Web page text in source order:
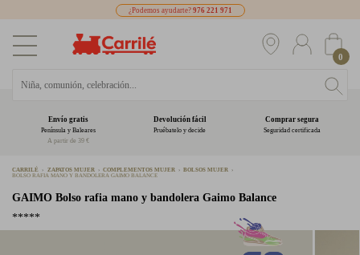
¿Podemos ayudarte? 976 221 971
0
Envío gratis
Península y Baleares
A partir de 39 €
Devolución fácil
Pruébatelo y decide
Comprar segura
Seguridad certificada
CARRILÉ ZAPATOS MUJER COMPLEMENTOS MUJER
BOLSOS MUJER
BOLSO RAFIA MANO Y BANDOLERA GAIMO BALANCE
GAIMO Bolso rafia mano y bandolera Gaimo Balance
*****